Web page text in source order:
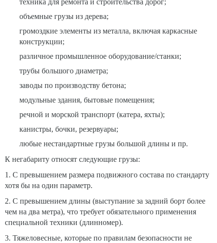
техника для ремонта и строительства дорог;
объемные грузы из дерева;
громоздкие элементы из металла, включая каркасные
конструкции;
различное промышленное оборудование/станки;
трубы большого диаметра;
заводы по производству бетона;
модульные здания, бытовые помещения;
речной и морской транспорт (катера, яхты);
канистры, бочки, резервуары;
любые нестандартные грузы большой длины и пр.
К негабариту относят следующие грузы:
1. С превышением размера подвижного состава по стандарту
хотя бы на один параметр.
2. С превышением длины (выступание за задний борт более
чем на два метра), что требует обязательного применения
специальной техники (длинномер).
3. Тяжеловесные, которые по правилам безопасности не